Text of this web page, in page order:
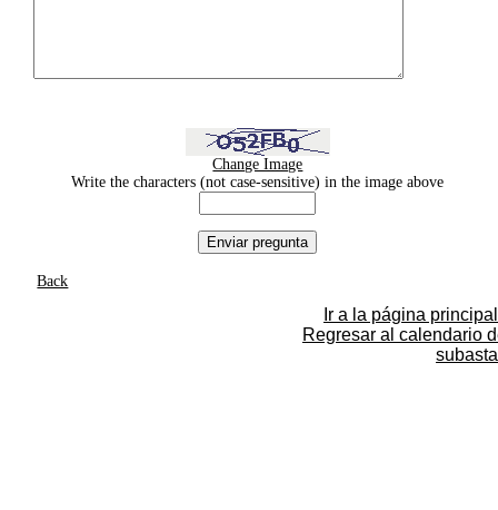
Change Image
Write the characters (not case-sensitive) in the image above
Back
Ir a la página principal
Regresar al calendario